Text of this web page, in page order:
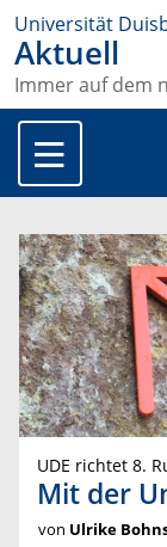
Universität
Aktuell
Immer auf dem
UDE richtet 8.
Mit der
von Ulrike